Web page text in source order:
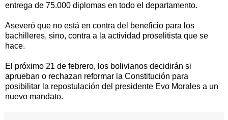
entrega de 75.000 diplomas en todo el departamento.
Aseveró que no está en contra del beneficio para los
bachilleres, sino, contra a la actividad proselitista que se
hace.
El próximo 21 de febrero, los bolivianos decidirán si
aprueban o rechazan reformar la Constitución para
posibilitar la repostulación del presidente Evo Morales a un
nuevo mandato.